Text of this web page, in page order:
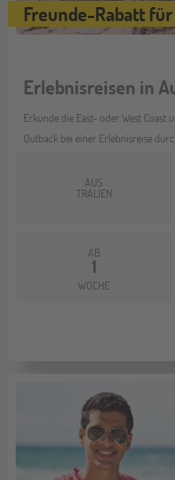
Freunde-Rabatt
Erlebnisreisen in
Erkunde die East- oder West Coast
Outback bei einer Erlebnisreise
AUS
TRALIEN
AB
1
WOCHE